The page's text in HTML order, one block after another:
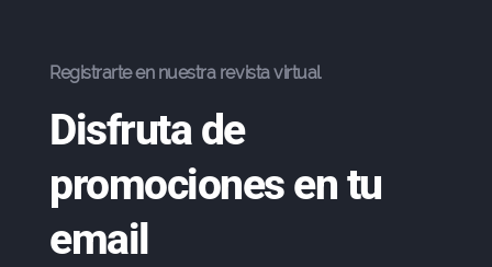
Registrarte en nuestra revista virtual
Disfruta de
promociones en tu
email